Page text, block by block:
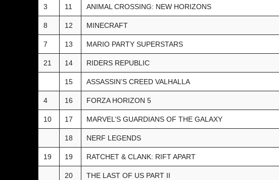
3 11 ANIMAL CROSSING: NEW HORIZONS
8 12 MINECRAFT
7 13 MARIO PARTY SUPERSTARS
21 14 RIDERS REPUBLIC
15 ASSASSIN’S CREED VALHALLA
4 16 FORZA HORIZON 5
10 17 MARVEL’S GUARDIANS OF THE GALAXY
18 NERF LEGENDS
19 19 RATCHET & CLANK: RIFT APART
20 THE LAST OF US PART II